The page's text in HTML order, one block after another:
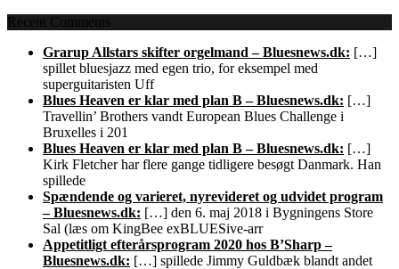
Recent Comments
Grarup Allstars skifter orgelmand – Bluesnews.dk: […]
spillet bluesjazz med egen trio, for eksempel med
superguitaristen Uff
Blues Heaven er klar med plan B – Bluesnews.dk: […]
Travellin’ Brothers vandt European Blues Challenge i
Bruxelles i 201
Blues Heaven er klar med plan B – Bluesnews.dk: […]
Kirk Fletcher har flere gange tidligere besøgt Danmark. Han
spillede
Spændende og varieret, nyrevideret og udvidet program
– Bluesnews.dk: […] den 6. maj 2018 i Bygningens Store
Sal (læs om KingBee exBLUESive-arr
Appetitligt efterårsprogram 2020 hos B’Sharp –
Bluesnews.dk: […] spillede Jimmy Guldbæk blandt andet